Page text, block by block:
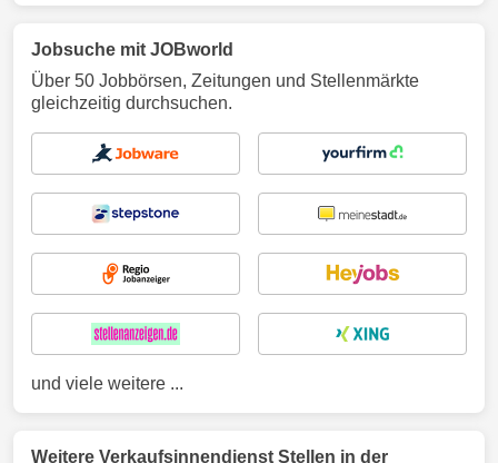
Jobsuche mit JOBworld
Über 50 Jobbörsen, Zeitungen und Stellenmärkte
gleichzeitig durchsuchen.
und viele weitere ...
Weitere Verkaufsinnendienst Stellen in der